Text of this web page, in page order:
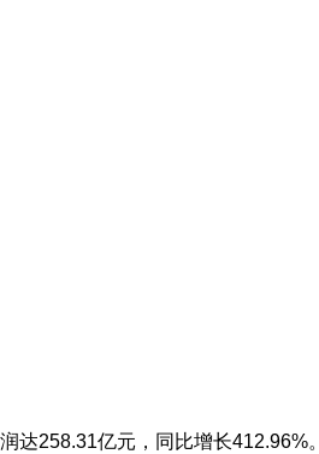
达258.31亿元，同比增长412.96%。